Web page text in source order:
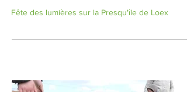
Fête des lumières sur la Presqu'île de Loex